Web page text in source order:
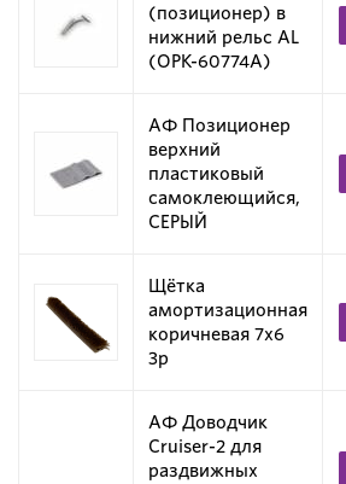
(позиционер) в
нижний рельс AL
(OPK-60774A)
АФ Позиционер
верхний
пластиковый
самоклеющийся,
СЕРЫЙ
Щётка
амортизационная
коричневая 7х6
3p
АФ Доводчик
Cruiser-2 для
раздвижных